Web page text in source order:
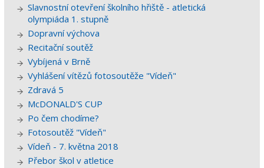
Slavnostní otevření školního hřiště - atletická
olympiáda 1. stupně
Dopravní výchova
Recitační soutěž
Vybíjená v Brně
Vyhlášení vítězů fotosoutěže "Vídeň"
Zdravá 5
McDONALD'S CUP
Po čem chodíme?
Fotosoutěž "Vídeň"
Vídeň - 7. května 2018
Přebor škol v atletice